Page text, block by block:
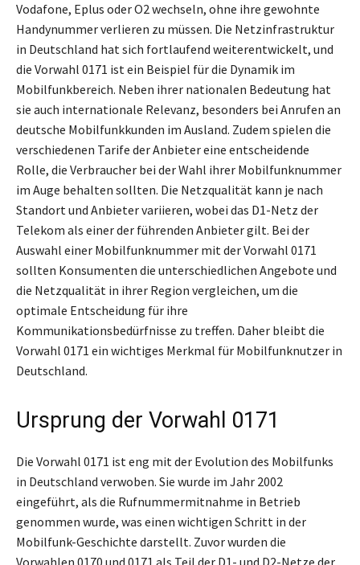
Vodafone, Eplus oder O2 wechseln, ohne ihre gewohnte
Handynummer verlieren zu müssen. Die Netzinfrastruktur
in Deutschland hat sich fortlaufend weiterentwickelt, und
die Vorwahl 0171 ist ein Beispiel für die Dynamik im
Mobilfunkbereich. Neben ihrer nationalen Bedeutung hat
sie auch internationale Relevanz, besonders bei Anrufen an
deutsche Mobilfunkkunden im Ausland. Zudem spielen die
verschiedenen Tarife der Anbieter eine entscheidende
Rolle, die Verbraucher bei der Wahl ihrer Mobilfunknummer
im Auge behalten sollten. Die Netzqualität kann je nach
Standort und Anbieter variieren, wobei das D1-Netz der
Telekom als einer der führenden Anbieter gilt. Bei der
Auswahl einer Mobilfunknummer mit der Vorwahl 0171
sollten Konsumenten die unterschiedlichen Angebote und
die Netzqualität in ihrer Region vergleichen, um die
optimale Entscheidung für ihre
Kommunikationsbedürfnisse zu treffen. Daher bleibt die
Vorwahl 0171 ein wichtiges Merkmal für Mobilfunknutzer in
Deutschland.
Ursprung der Vorwahl 0171
Die Vorwahl 0171 ist eng mit der Evolution des Mobilfunks
in Deutschland verwoben. Sie wurde im Jahr 2002
eingeführt, als die Rufnummermitnahme in Betrieb
genommen wurde, was einen wichtigen Schritt in der
Mobilfunk-Geschichte darstellt. Zuvor wurden die